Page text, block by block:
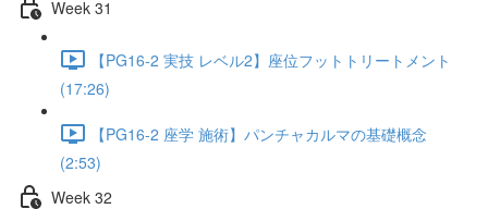
Week 31
【PG16-2 実技 レベル2】座位フットトリートメント
(17:26)
【PG16-2 座学 施術】パンチャカルマの基礎概念
(2:53)
Week 32